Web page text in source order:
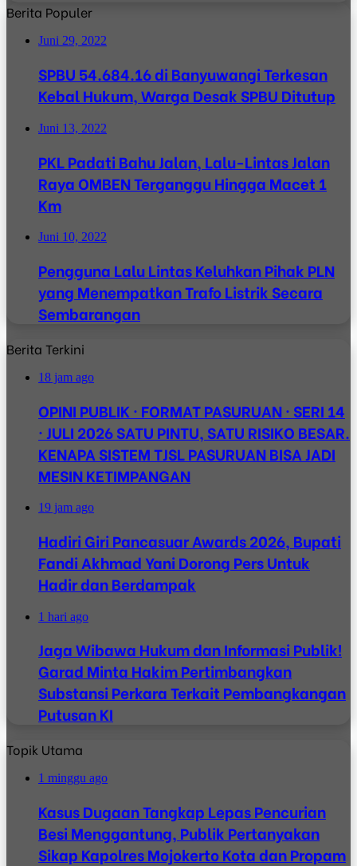
Berita Populer
Juni 29, 2022
SPBU 54.684.16 di Banyuwangi Terkesan
Kebal Hukum, Warga Desak SPBU Ditutup
Juni 13, 2022
PKL Padati Bahu Jalan, Lalu-Lintas Jalan
Raya OMBEN Terganggu Hingga Macet 1
Km
Juni 10, 2022
Pengguna Lalu Lintas Keluhkan Pihak PLN
yang Menempatkan Trafo Listrik Secara
Sembarangan
Berita Terkini
18 jam ago
OPINI PUBLIK · FORMAT PASURUAN · SERI 14
· JULI 2026 SATU PINTU, SATU RISIKO BESAR.
KENAPA SISTEM TJSL PASURUAN BISA JADI
MESIN KETIMPANGAN
19 jam ago
Hadiri Giri Pancasuar Awards 2026, Bupati
Fandi Akhmad Yani Dorong Pers Untuk
Hadir dan Berdampak
1 hari ago
Jaga Wibawa Hukum dan Informasi Publik!
Garad Minta Hakim Pertimbangkan
Substansi Perkara Terkait Pembangkangan
Putusan KI
Topik Utama
1 minggu ago
Kasus Dugaan Tangkap Lepas Pencurian
Besi Menggantung, Publik Pertanyakan
Sikap Kapolres Mojokerto Kota dan Propam